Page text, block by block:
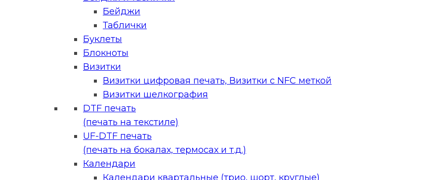
Бейджи
Таблички
Буклеты
Блокноты
Визитки
Визитки цифровая печать, Визитки с NFC меткой
Визитки шелкография
DTF печать
(печать на текстиле)
UF-DTF печать
(печать на бокалах, термосах и т.д.)
Календари
Календари квартальные (трио, шорт, круглые)